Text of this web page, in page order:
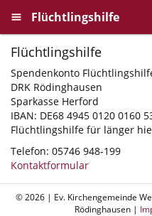
Flüchtlingshilfe
Flüchtlingshilfe
Spendenkonto
DRK Rödinghausen
Sparkasse Herford
IBAN: DE68 4945 0120 0160
Flüchtlingshilfe für länger
Telefon: 05746 948-199
Kontaktformular
© 2026 | Ev. Kirchengemeinde
Rödinghausen |